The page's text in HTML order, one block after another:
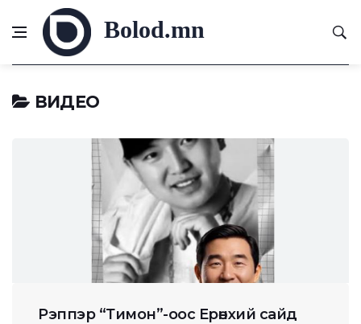
Bolod.mn
ВИДЕО
Рэппэр “Тимон”-оос Ерөнхий сайд